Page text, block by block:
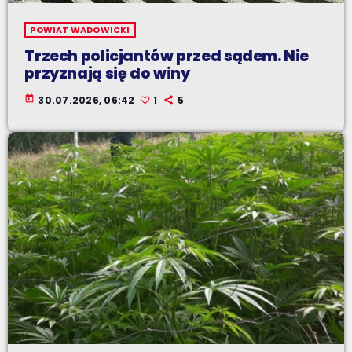
POWIAT WADOWICKI
Trzech policjantów przed sądem. Nie
przyznają się do winy
today 30.07.2026, 06:42 1 5